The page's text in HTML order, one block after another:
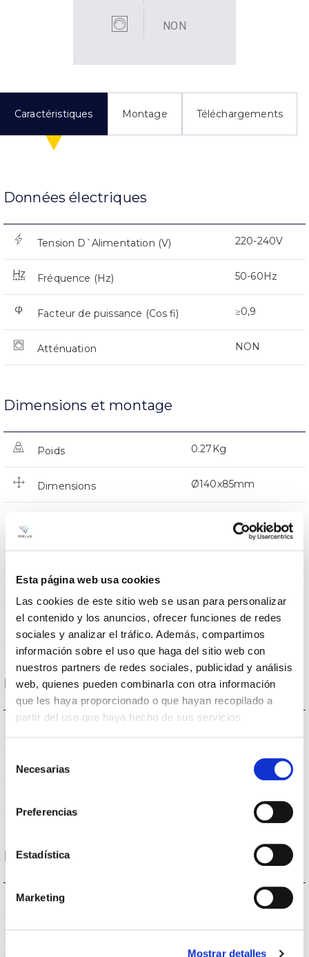
Esta página web usa cookies
Las cookies de este sitio web se usan para personalizar
el contenido y los anuncios, ofrecer funciones de redes
sociales y analizar el tráfico. Además, compartimos
información sobre el uso que haga del sitio web con
nuestros partners de redes sociales, publicidad y análisis
web, quienes pueden combinarla con otra información
que les haya proporcionado o que hayan recopilado a
partir del uso que haya hecho de sus servicios.
Necesarias
Preferencias
Estadística
Marketing
Mostrar detalles
NON
Caractéristiques Montage Téléchargements
Données électriques
Tension D`Alimentation (V) 220-240V
Fréquence (Hz) 50-60Hz
Facteur de puissance (Cos fi) ≥0,9
Atténuation NON
Dimensions et montage
Poids 0.27Kg
Dimensions Ø140x85mm
Plafond encastré
24º
Éclairage Directa
Données optiques
CRI Indice de rendu des couleurs ≥80
Logement et finition
Indice d’étanchéité IP IP20